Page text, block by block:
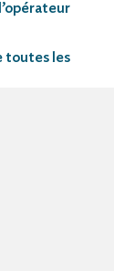
toutes les